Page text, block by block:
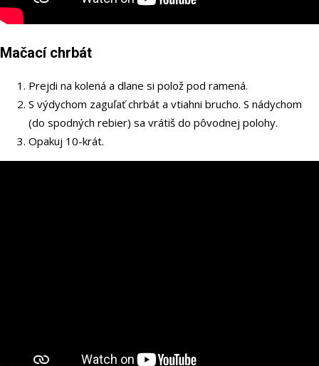
Mačací chrbát
Prejdi na kolená a dlane si polož pod ramená.
S výdychom zaguľať chrbát a vtiahni brucho. S nádychom
(do spodných rebier) sa vrátiš do pôvodnej polohy.
Opakuj 10-krát.